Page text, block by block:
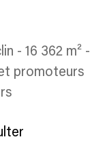
- 16 362 m² -
promoteurs